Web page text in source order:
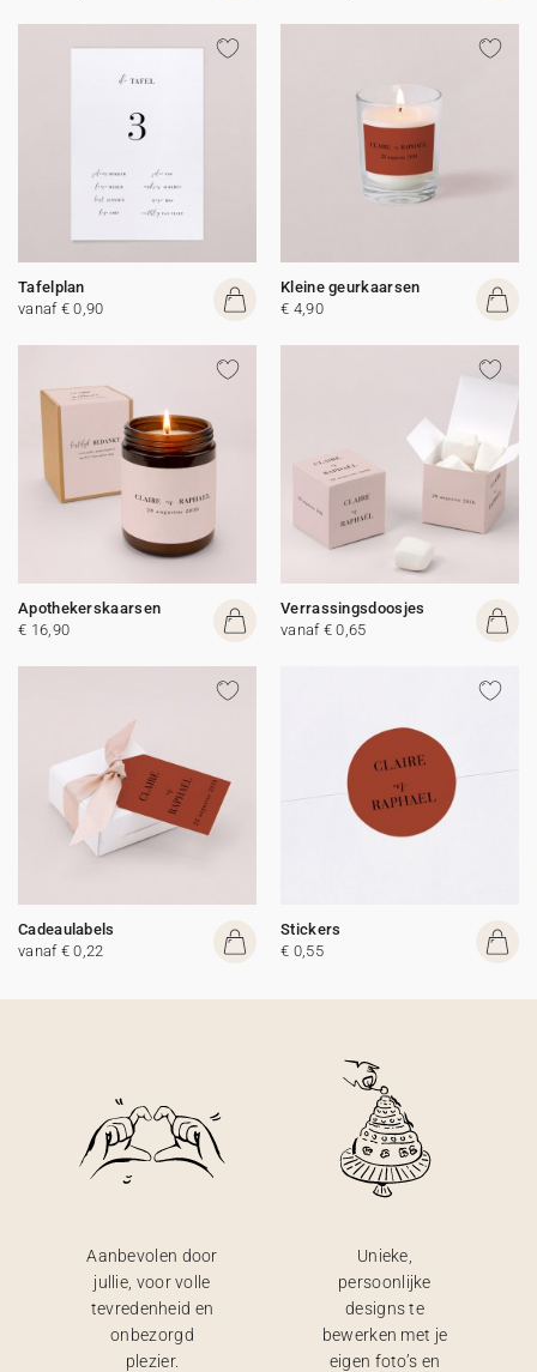
Tafelplan
vanaf € 0,90
Kleine geurkaarsen
€ 4,90
Apothekerskaarsen
€ 16,90
Verrassingsdoosjes
vanaf € 0,65
Cadeaulabels
vanaf € 0,22
Stickers
€ 0,55
Aanbevolen door
jullie, voor volle
tevredenheid en
onbezorgd
plezier.
Unieke,
persoonlijke
designs te
bewerken met je
eigen foto’s en